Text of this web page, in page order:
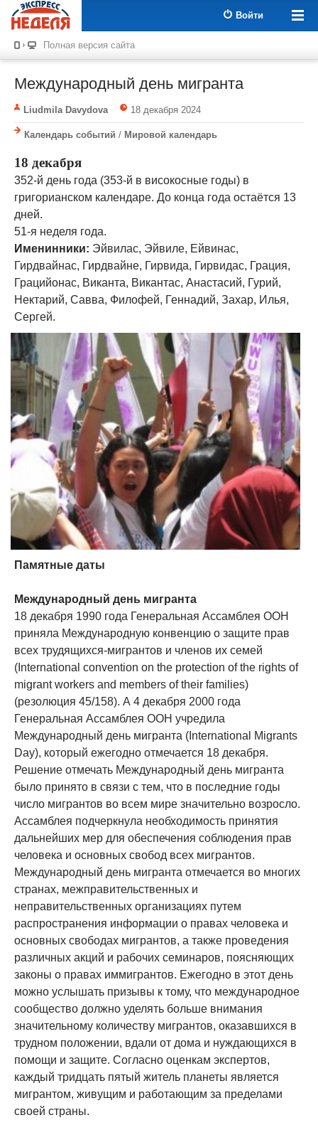
Войти
Полная версия сайта
Международный день мигранта
Liudmila Davydova 18 декабря 2024
Календарь событий / Мировой календарь
18 декабря
352-й день года (353-й в високосные годы) в
григорианском календаре. До конца года остаётся 13
дней.
51-я неделя года.
Именинники: Эйвилас, Эйвиле, Ейвинас,
Гирдвайнас, Гирдвайне, Гирвида, Гирвидас, Грация,
Грацийонас, Виканта, Викантас, Анастасий, Гурий,
Нектарий, Савва, Филофей, Геннадий, Захар, Илья,
Сергей.
Памятные даты
Международный день мигранта
18 декабря 1990 года Генеральная Ассамблея ООН
приняла Международную конвенцию о защите прав
всех трудящихся-мигрантов и членов их семей
(International convention on the protection of the rights of
migrant workers and members of their families)
(резолюция 45/158). А 4 декабря 2000 года
Генеральная Ассамблея ООН учредила
Международный день мигранта (International Migrants
Day), который ежегодно отмечается 18 декабря.
Решение отмечать Международный день мигранта
было принято в связи с тем, что в последние годы
число мигрантов во всем мире значительно возросло.
Ассамблея подчеркнула необходимость принятия
дальнейших мер для обеспечения соблюдения прав
человека и основных свобод всех мигрантов.
Международный день мигранта отмечается во многих
странах, межправительственных и
неправительственных организациях путем
распространения информации о правах человека и
основных свободах мигрантов, а также проведения
различных акций и рабочих семинаров, поясняющих
законы о правах иммигрантов. Ежегодно в этот день
можно услышать призывы к тому, что международное
сообщество должно уделять больше внимания
значительному количеству мигрантов, оказавшихся в
трудном положении, вдали от дома и нуждающихся в
помощи и защите. Согласно оценкам экспертов,
каждый тридцать пятый житель планеты является
мигрантом, живущим и работающим за пределами
своей страны.